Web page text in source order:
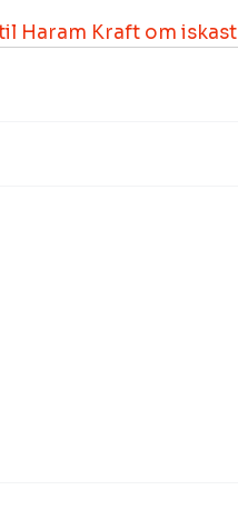
Haram Kraft om iskast